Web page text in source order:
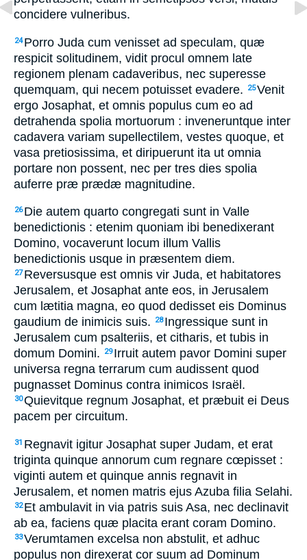
concidere vulneribus.
24 Porro Juda cum venisset ad speculam, quæ
respicit solitudinem, vidit procul omnem late
regionem plenam cadaveribus, nec superesse
quemquam, qui necem potuisset evadere.
25Venit
ergo Josaphat, et omnis populus cum eo ad
detrahenda spolia mortuorum : inveneruntque inter
cadavera variam supellectilem, vestes quoque, et
vasa pretiosissima, et diripuerunt ita ut omnia
portare non possent, nec per tres dies spolia
auferre præ prædæ magnitudine.
26 Die autem quarto congregati sunt in Valle
benedictionis : etenim quoniam ibi benedixerant
Domino, vocaverunt locum illum Vallis
benedictionis usque in præsentem diem.
27 Reversusque est omnis vir Juda, et habitatores
Jerusalem, et Josaphat ante eos, in Jerusalem
cum lætitia magna, eo quod dedisset eis Dominus
gaudium de inimicis suis.
28 Ingressique sunt in
Jerusalem cum psalteriis, et citharis, et tubis in
domum Domini.
29 Irruit autem pavor Domini super
universa regna terrarum cum audissent quod
pugnasset Dominus contra inimicos Israël.
30Quievitque regnum Josaphat, et præbuit ei Deus
pacem per circuitum.
31 Regnavit igitur Josaphat super Judam, et erat
triginta quinque annorum cum regnare cœpisset :
viginti autem et quinque annis regnavit in
Jerusalem, et nomen matris ejus Azuba filia Selahi.
32 Et ambulavit in via patris suis Asa, nec declinavit
ab ea, faciens quæ placita erant coram Domino.
33Verumtamen excelsa non abstulit, et adhuc
populus non direxerat cor suum ad Dominum